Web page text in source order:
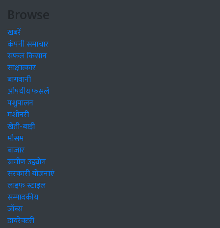
Browse
खबरें
कंपनी समाचार
सफल किसान
साक्षात्कार
बागवानी
औषधीय फसलें
पशुपालन
मशीनरी
खेती-बाड़ी
मौसम
बाजार
ग्रामीण उद्द्योग
सरकारी योजनाएं
लाइफ स्टाइल
सम्पादकीय
जॉब्स
डायरेक्टरी